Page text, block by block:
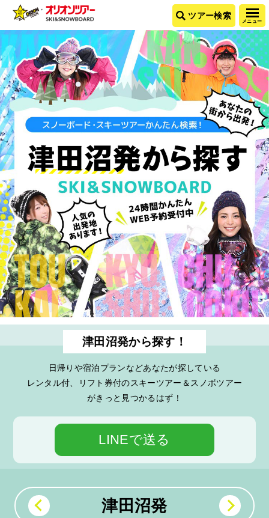
ツアー検索
メニュー
津田沼発から探す！
日帰りや宿泊プランなどあなたが探している
レンタル付、リフト券付のスキーツアー＆スノボツアー
がきっと見つかるはず！
LINEで送る
津田沼発